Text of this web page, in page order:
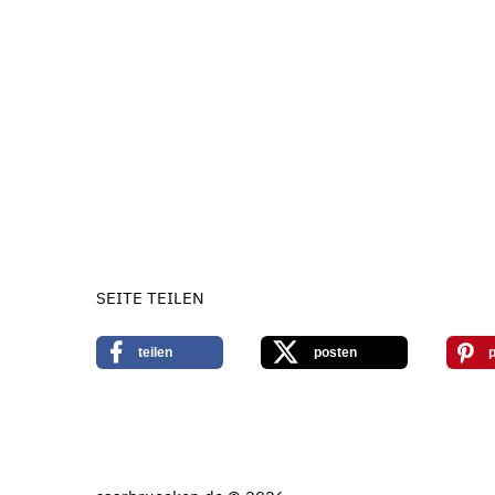
SEITE TEILEN
teilen posten